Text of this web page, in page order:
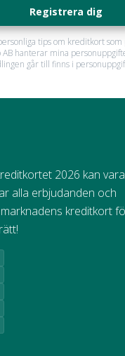
Registrera dig
tips om kreditkort som
AB hanterar mina
går till finns i
2026 kan vara
alla erbjudanden och
kreditkort